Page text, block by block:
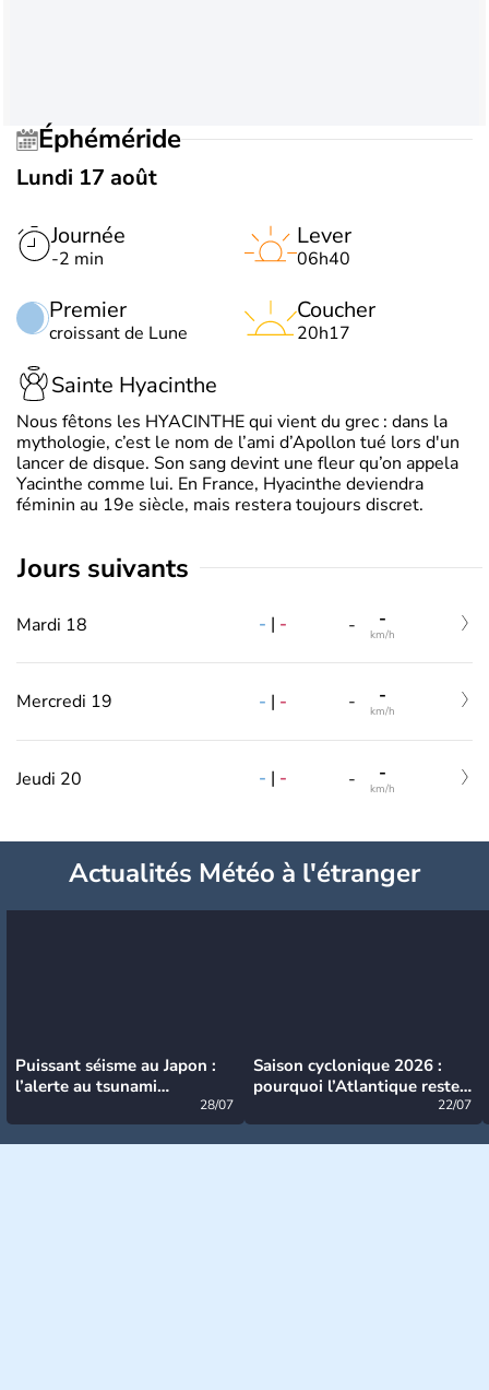
Éphéméride
Lundi 17 août
Journée
-2 min
Premier
croissant de Lune
Lever
06h40
Coucher
20h17
Sainte Hyacinthe
Nous fêtons les HYACINTHE qui vient du grec : dans la
mythologie, c’est le nom de l’ami d’Apollon tué lors d'un
lancer de disque. Son sang devint une fleur qu’on appela
Yacinthe comme lui. En France, Hyacinthe deviendra
féminin au 19e siècle, mais restera toujours discret.
jours suivants
Mardi 18 - | - - -
km/h
Mercredi 19 - | - - -
km/h
Jeudi 20 - | - - -
km/h
Actualités Météo à l'étranger
Puissant séisme au Japon :
l’alerte au tsunami
28/07
Saison cyclonique 2026 :
pourquoi l’Atlantique reste
22/07